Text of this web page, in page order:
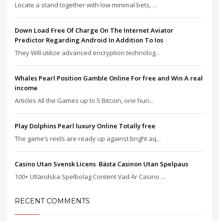
Locate a stand together with low minimal bets, ...
Down Load Free Of Charge On The Internet Aviator
Predictor Regarding Android In Addition To Ios
They Will utilize advanced encryption technolog...
Whales Pearl Position Gamble Online For free and Win A real
income
Articles All the Games up to 5 Bitcoin, one hun...
Play Dolphins Pearl luxury Online Totally free
The game’s reels are ready up against bright aq...
Casino Utan Svensk Licens ️ Bästa Casinon Utan Spelpaus
100+ Utländska Spelbolag Content Vad Är Casino ...
RECENT COMMENTS